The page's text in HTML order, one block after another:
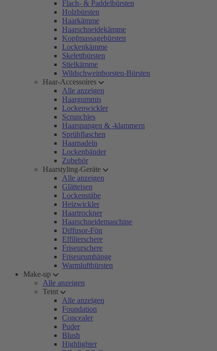
Flach- & Paddelbürsten
Holzbürsten
Haarkämme
Haarschneidekämme
Kopfmassagebürsten
Lockenkämme
Skelettbürsten
Stielkämme
Wildschweinborsten-Bürsten
Haar-Accessoires
Alle anzeigen
Haargummis
Lockenwickler
Scrunchies
Haarspangen & -klammern
Sprühflaschen
Haarnadeln
Lockenbänder
Zubehör
Haarstyling-Geräte
Alle anzeigen
Glätteisen
Lockenstäbe
Heizwickler
Haartrockner
Haarschneidemaschine
Diffusor-Fön
Effilierschere
Friseurschere
Friseurumhänge
Warmluftbürsten
Make-up
Alle anzeigen
Teint
Alle anzeigen
Foundation
Concealer
Puder
Blush
Highlighter